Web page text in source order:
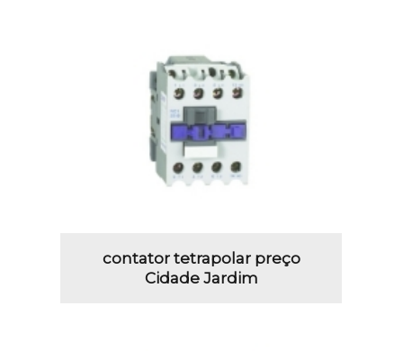
contator tetrapolar preço
Cidade Jardim